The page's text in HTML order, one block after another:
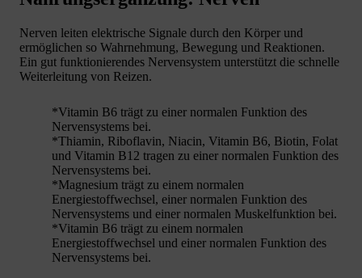
Nerven leiten elektrische Signale durch den Körper und
ermöglichen so Wahrnehmung, Bewegung und Reaktionen.
Ein gut funktionierendes Nervensystem unterstützt die schnelle
Weiterleitung von Reizen.
*Vitamin B6 trägt zu einer normalen Funktion des
Nervensystems bei.
*Thiamin, Riboflavin, Niacin, Vitamin B6, Biotin, Folat
und Vitamin B12 tragen zu einer normalen Funktion des
Nervensystems bei.
*Magnesium trägt zu einem normalen
Energiestoffwechsel, einer normalen Funktion des
Nervensystems und einer normalen Muskelfunktion bei.
*Vitamin B6 trägt zu einem normalen
Energiestoffwechsel und einer normalen Funktion des
Nervensystems bei.